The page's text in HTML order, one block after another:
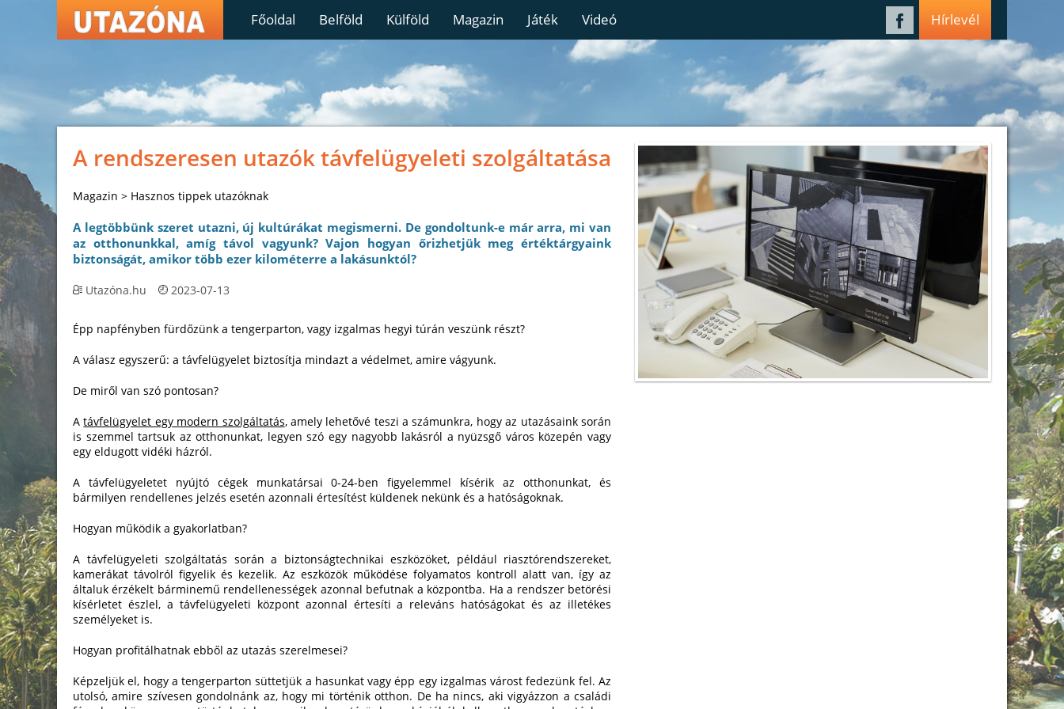
Főoldal Belföld Külföld Magazin Játék Videó Hírlevél
A rendszeresen utazók távfelügyeleti szolgáltatása
Magazin > Hasznos tippek utazóknak
A legtöbbünk szeret utazni, új kultúrákat megismerni. De gondoltunk-e már arra, mi van
az otthonunkkal, amíg távol vagyunk? Vajon hogyan őrizhetjük meg értéktárgyaink
biztonságát, amikor több ezer kilométerre a lakásunktól?
Utazóna.hu 2023-07-13
Épp napfényben fürdőzünk a tengerparton, vagy izgalmas hegyi túrán veszünk részt?
A válasz egyszerű: a távfelügyelet biztosítja mindazt a védelmet, amire vágyunk.
De miről van szó pontosan?
Atávfelügyelet egy modern szolgáltatás, amely lehetővé teszi a számunkra, hogy az utazásaink során
is szemmel tartsuk az otthonunkat, legyen szó egy nagyobb lakásról a nyüzsgő város közepén vagy
egy eldugott vidéki házról.
A távfelügyeletet nyújtó cégek munkatársai 0-24-ben figyelemmel kísérik az otthonunkat, és
bármilyen rendellenes jelzés esetén azonnali értesítést küldenek nekünk és a hatóságoknak.
Hogyan működik a gyakorlatban?
A távfelügyeleti szolgáltatás során a biztonságtechnikai eszközöket, például riasztórendszereket,
kamerákat távolról figyelik és kezelik. Az eszközök működése folyamatos kontroll alatt van, így az
általuk érzékelt bárminemű rendellenességek azonnal befutnak a központba. Ha a rendszer betörési
kísérletet észlel, a távfelügyeleti központ azonnal értesíti a releváns hatóságokat és az illetékes
személyeket is.
Hogyan profitálhatnak ebből az utazás szerelmesei?
Képzeljük el, hogy a tengerparton süttetjük a hasunkat vagy épp egy izgalmas várost fedezünk fel. Az
utolsó, amire szívesen gondolnánk az, hogy mi történik otthon. De ha nincs, aki vigyázzon a családi